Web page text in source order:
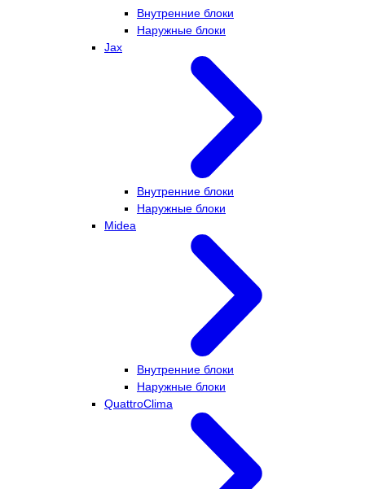
Внутренние блоки
Наружные блоки
Jax
Внутренние блоки
Наружные блоки
Midea
Внутренние блоки
Наружные блоки
QuattroClima